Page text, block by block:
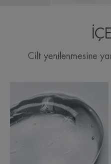
Cilt yenilenmesine